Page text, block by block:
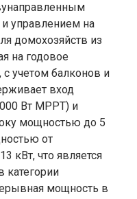
управлением на
домохозяйств из
на годовое
с учетом балконов и
вход
Вт MPPT) и
мощностью до 5
от
кВт, что является
категории
мощность в